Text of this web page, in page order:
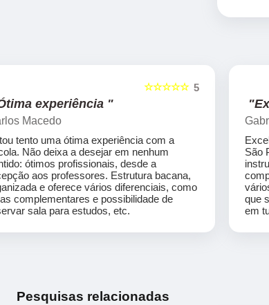
5
☆☆☆☆☆
experiência "
Macedo
tento uma ótima experiência com a
Não deixa a desejar em nenhum
ótimos profissionais, desde a
aos professores. Estrutura bacana,
e oferece vários diferenciais, como
complementares e possibilidade de
sala para estudos, etc.
São
que
em
Pesquisas relacionadas